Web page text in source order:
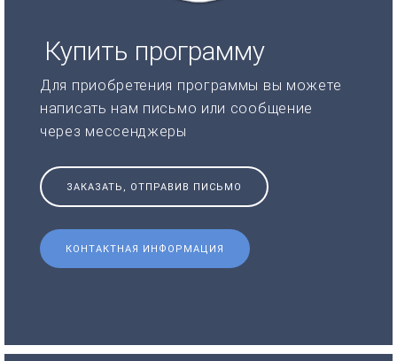
Купить программу
Для приобретения программы вы можете
написать нам письмо или сообщение
через мессенджеры
ЗАКАЗАТЬ, ОТПРАВИВ ПИСЬМО
КОНТАКТНАЯ ИНФОРМАЦИЯ